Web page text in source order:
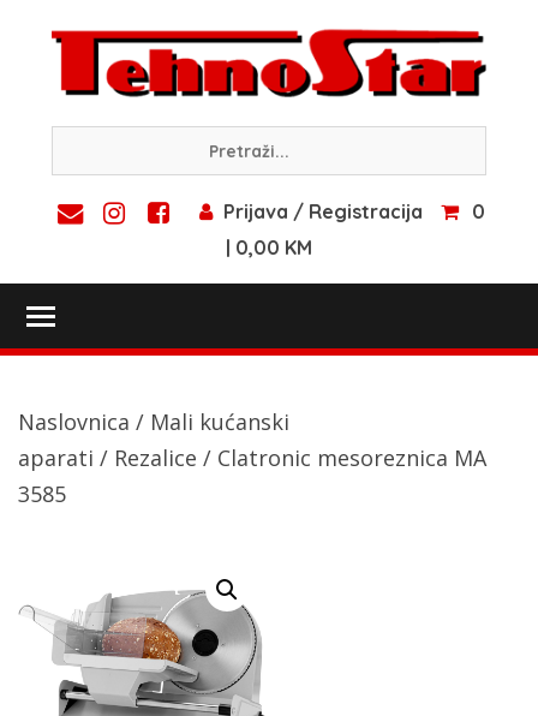
content
Prijava / Registracija
0
| 0,00 KM
Naslovnica / Mali kućanski
aparati / Rezalice / Clatronic mesoreznica MA
3585